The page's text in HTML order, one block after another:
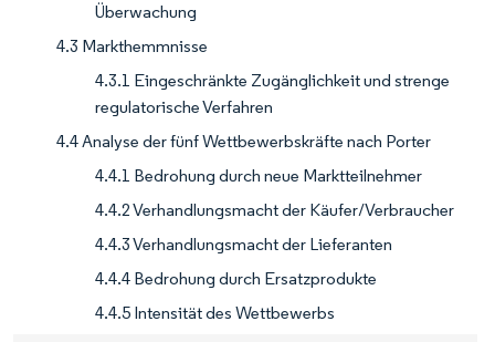
Überwachung
4.3 Markthemmnisse
4.3.1 Eingeschränkte Zugänglichkeit und strenge
regulatorische Verfahren
4.4 Analyse der fünf Wettbewerbskräfte nach Porter
4.4.1 Bedrohung durch neue Marktteilnehmer
4.4.2 Verhandlungsmacht der Käufer/Verbraucher
4.4.3 Verhandlungsmacht der Lieferanten
4.4.4 Bedrohung durch Ersatzprodukte
4.4.5 Intensität des Wettbewerbs